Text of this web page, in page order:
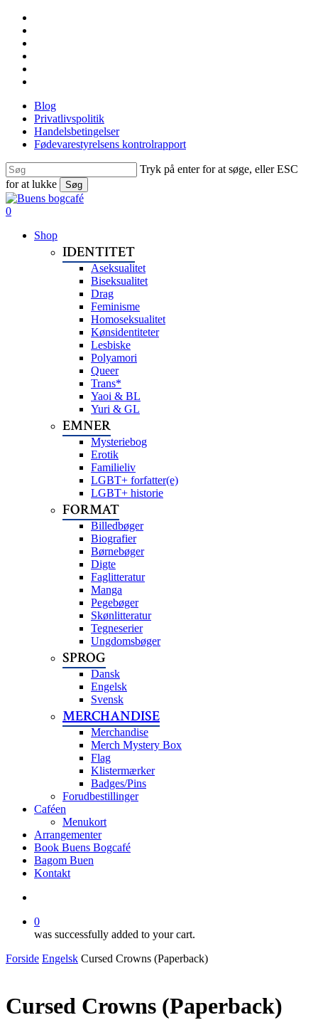
Skip
main
content
Blog
Privatlivspolitik
Handelsbetingelser
Fødevarestyrelsens kontrolrapport
Tryk på enter for at søge, eller ESC
for at lukke
Søg
Close
Search
search
0
Shop
IDENTITET
Aseksualitet
Biseksualitet
Drag
Feminisme
Homoseksualitet
Kønsidentiteter
Lesbiske
Polyamori
Queer
Trans*
Yaoi & BL
Yuri & GL
EMNER
Mysteriebog
Erotik
Familieliv
LGBT+ forfatter(e)
LGBT+ historie
FORMAT
Billedbøger
Biografier
Børnebøger
Digte
Faglitteratur
Manga
Pegebøger
Skønlitteratur
Tegneserier
Ungdomsbøger
SPROG
Dansk
Engelsk
Svensk
MERCHANDISE
Merchandise
Merch Mystery Box
Flag
Klistermærker
Badges/Pins
Forudbestillinger
Caféen
Menukort
Arrangementer
Book Buens Bogcafé
Bagom Buen
Kontakt
0
was successfully added to your cart.
Forside Engelsk Cursed Crowns (Paperback)
Cursed Crowns (Paperback)